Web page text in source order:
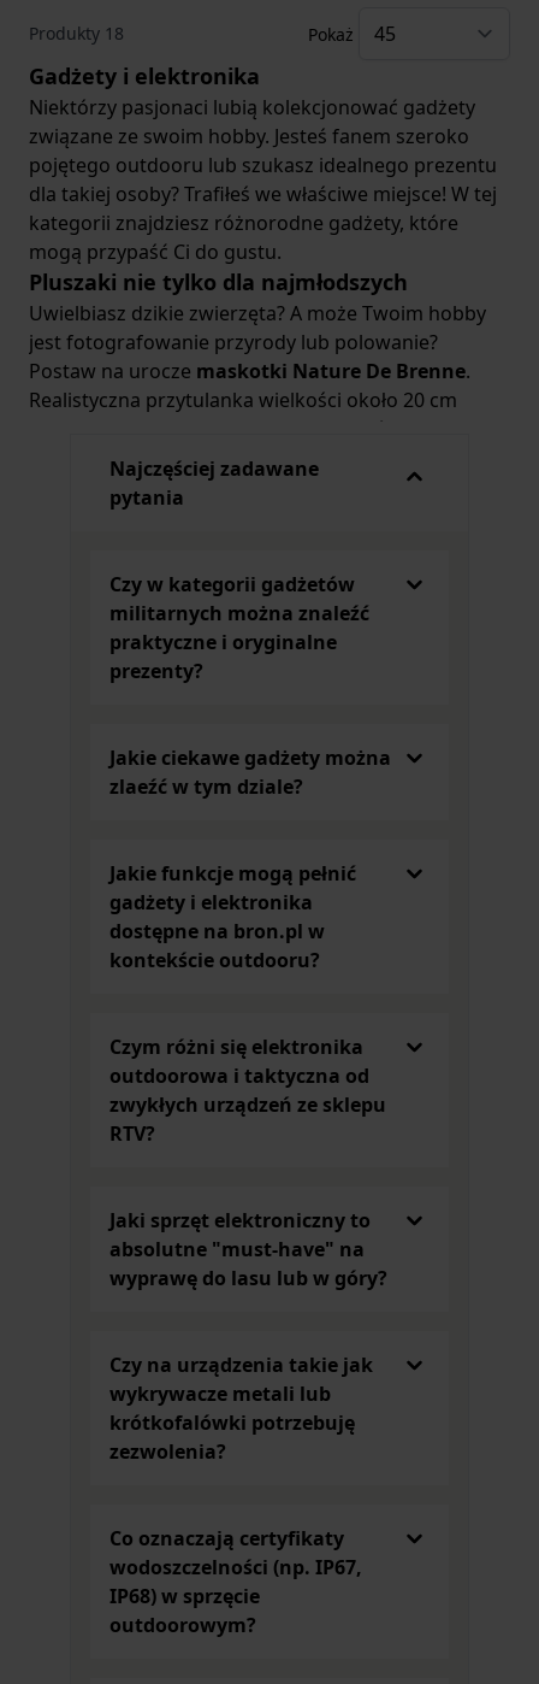
Produkty 18 Pokaż
Gadżety i elektronika
Niektórzy pasjonaci lubią kolekcjonować gadżety
związane ze swoim hobby. Jesteś fanem szeroko
pojętego outdooru lub szukasz idealnego prezentu
dla takiej osoby? Trafiłeś we właściwe miejsce! W tej
kategorii znajdziesz różnorodne gadżety, które
mogą przypaść Ci do gustu.
Pluszaki nie tylko dla najmłodszych
Uwielbiasz dzikie zwierzęta? A może Twoim hobby
jest fotografowanie przyrody lub polowanie?
Postaw na urocze maskotki Nature De Brenne.
Realistyczna przytulanka wielkości około 20 cm
wykonana została z miękkich materiałów, dzięki
czemu idealnie nadaje się na upominek.
Dodatkową atrakcją jest fakt, że po naciśnięciu
mechanizmu zabawka wydaje dźwięki imitujące
pluszowego dzika, sowę, koziorożca, szopa, królika
i niedźwiedzia, a nawet żółwia. Sympatyczna
przytulanka może zostać ulubionym pluszakiem do
zabawy lub dekoracją pokoju.
Firma Nature De Brenne ma w swojej ofercie także
dzikiej przyrody. Urocze breloczki, zabawne czapki i
szaliki, a także ciepłe kapcie z motywem dzika to
rewelacyjny pomysł na upominek na każdą okazję.
outdooru
Osoby lubiące spędzać czas na obserwacji dzikiej
przyrody znajdą w kategoriiGadżety i elektronika
również inne drobiazgi, które nie tylko będą cieszyć
gadżety, takie jak zegarki z budzikiem. Pomogą
wstać do pracy i obudzą na polowanie lub ryby.
Na stół kuchenny lub jadalniany idealnym
dodatkiem może być wyjątkowa podstawka pod
popołudniowej herbatki. Talerzyk ma kształt
niewielkiego imbryczka, co dodaje mu
niepowtarzalnego uroku.
printem. Taki zestaw może być prawdziwą ozdobą
salonu osoby, dla której polowanie to ulubione
hobby. W wymienionych przedmiotach wyraźnie
daje o sobie znać brytyjski styl, który przejawia się
oraz potrafi docenić chwile spędzone w zaciszu
domowym na celebracji codziennych posiłków.
Gadżety militarne dla każdego
Długopisy w kształcie pocisku to model Bullet,
Najczęściej zadawane
pytania
Czy w kategorii gadżetów
militarnych można znaleźć
praktyczne i oryginalne
prezenty?
Jakie ciekawe gadżety można
zlaeźć w tym dziale?
Jakie funkcje mogą pełnić
gadżety i elektronika
dostępne na bron.pl w
kontekście outdooru?
Czym różni się elektronika
outdoorowa i taktyczna od
zwykłych urządzeń ze sklepu
RTV?
Jaki sprzęt elektroniczny to
absolutne "must-have" na
wyprawę do lasu lub w góry?
Czy na urządzenia takie jak
wykrywacze metali lub
krótkofalówki potrzebuję
zezwolenia?
Co oznaczają certyfikaty
wodoszczelności (np. IP67,
IP68) w sprzęcie
outdoorowym?